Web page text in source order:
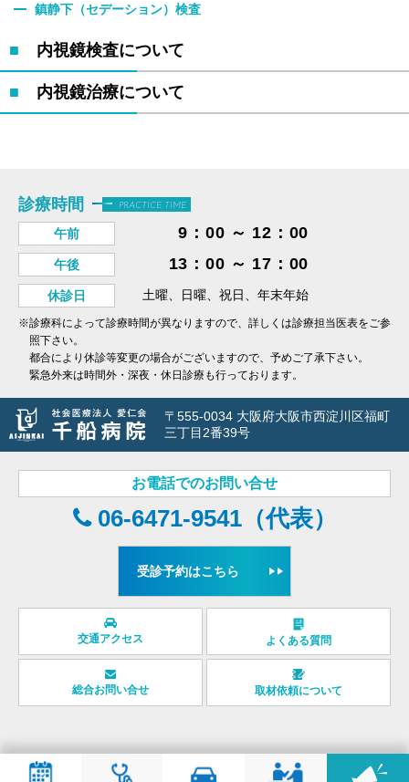
鎮静下（セデーション）検査
内視鏡検査について
内視鏡治療について
診療時間 PRACTICE TIME
午前 9：00 ～ 12：00
午後 13：00 ～ 17：00
休診日 土曜、日曜、祝日、年末年始
※診療科によって診療時間が異なりますので、詳しくは診療担当医表をご参
照下さい。
都合により休診等変更の場合がございますので、予めご了承下さい。
緊急外来は時間外・深夜・休日診療も行っております。
〒555-0034 大阪府大阪市西淀川区福町
三丁目2番39号
お電話でのお問い合せ
06-6471-9541（代表）
受診予約はこちら
交通アクセス よくある質問
総合お問い合せ 取材依頼について